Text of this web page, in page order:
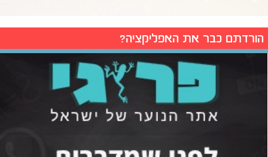
הורדתם כבר את האפליקציה?